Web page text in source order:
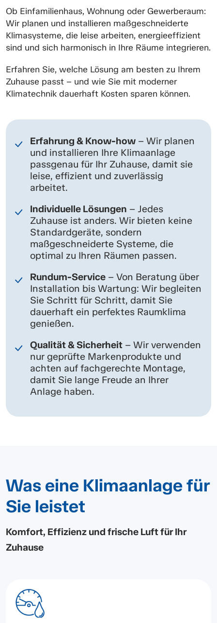
Ob Einfamilienhaus, Wohnung oder Gewerberaum:
Wir planen und installieren maßgeschneiderte
Klimasysteme, die leise arbeiten, energieeffizient
sind und sich harmonisch in Ihre Räume integrieren.
Erfahren Sie, welche Lösung am besten zu Ihrem
Zuhause passt – und wie Sie mit moderner
Klimatechnik dauerhaft Kosten sparen können.
Erfahrung & Know-how – Wir planen
und installieren Ihre Klimaanlage
passgenau für Ihr Zuhause, damit sie
leise, effizient und zuverlässig
arbeitet.
Individuelle Lösungen – Jedes
Zuhause ist anders. Wir bieten keine
Standardgeräte, sondern
maßgeschneiderte Systeme, die
optimal zu Ihren Räumen passen.
Rundum-Service – Von Beratung über
Installation bis Wartung: Wir begleiten
Sie Schritt für Schritt, damit Sie
dauerhaft ein perfektes Raumklima
genießen.
Qualität & Sicherheit – Wir verwenden
nur geprüfte Markenprodukte und
achten auf fachgerechte Montage,
damit Sie lange Freude an Ihrer
Anlage haben.
Was eine Klimaanlage für
Sie leistet
Komfort, Effizienz und frische Luft für Ihr
Zuhause